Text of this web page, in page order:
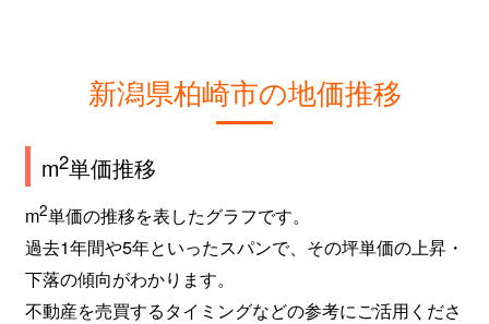
新潟県柏崎市の地価推移
m2単価推移
m2単価の推移を表したグラフです。
過去1年間や5年といったスパンで、その坪単価の上昇・
下落の傾向がわかります。
不動産を売買するタイミングなどの参考にご活用くださ